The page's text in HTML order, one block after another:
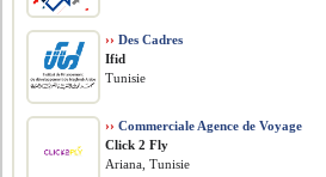
›› Des Cadres
Ifid
Tunisie
›› Commerciale Agence de Voyage
Click 2 Fly
Ariana, Tunisie